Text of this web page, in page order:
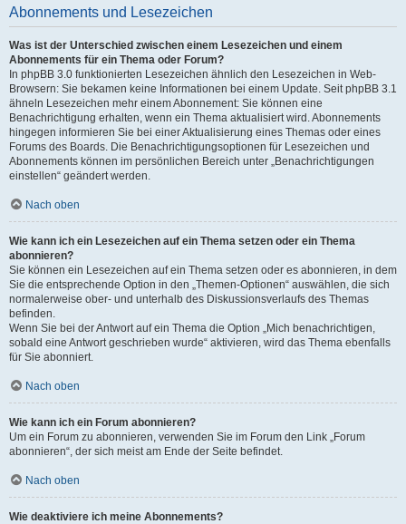
Abonnements und Lesezeichen
Was ist der Unterschied zwischen einem Lesezeichen und einem
Abonnements für ein Thema oder Forum?
In phpBB 3.0 funktionierten Lesezeichen ähnlich den Lesezeichen in Web-
Browsern: Sie bekamen keine Informationen bei einem Update. Seit phpBB 3.1
ähneln Lesezeichen mehr einem Abonnement: Sie können eine
Benachrichtigung erhalten, wenn ein Thema aktualisiert wird. Abonnements
hingegen informieren Sie bei einer Aktualisierung eines Themas oder eines
Forums des Boards. Die Benachrichtigungsoptionen für Lesezeichen und
Abonnements können im persönlichen Bereich unter „Benachrichtigungen
einstellen“ geändert werden.
Nach oben
Wie kann ich ein Lesezeichen auf ein Thema setzen oder ein Thema
abonnieren?
Sie können ein Lesezeichen auf ein Thema setzen oder es abonnieren, in dem
Sie die entsprechende Option in den „Themen-Optionen“ auswählen, die sich
normalerweise ober- und unterhalb des Diskussionsverlaufs des Themas
befinden.
Wenn Sie bei der Antwort auf ein Thema die Option „Mich benachrichtigen,
sobald eine Antwort geschrieben wurde“ aktivieren, wird das Thema ebenfalls
für Sie abonniert.
Nach oben
Wie kann ich ein Forum abonnieren?
Um ein Forum zu abonnieren, verwenden Sie im Forum den Link „Forum
abonnieren“, der sich meist am Ende der Seite befindet.
Nach oben
Wie deaktiviere ich meine Abonnements?